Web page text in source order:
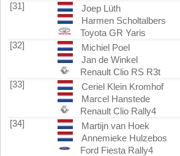
[31]
Joep Lüth
Harmen Scholtalbers
Toyota GR Yaris
[32]
Michiel Poel
Jan de Winkel
Renault Clio RS R3t
[33]
Ceriel Klein Kromhof
Marcel Hanstede
Renault Clio Rally4
[34]
Martijn van Hoek
Annemieke Hulzebos
Ford Fiesta Rally4